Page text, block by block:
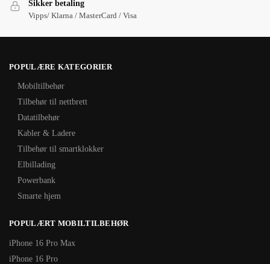
Sikker betaling
Vipps/ Klarna / MasterCard / Visa
POPULÆRE KATEGORIER
Mobiltilbehør
Tilbehør til nettbrett
Datatilbehør
Kabler & Ladere
Tilbehør til smartklokker
Elbillading
Powerbank
Smarte hjem
POPULÆRT MOBILTILBEHØR
iPhone 16 Pro Max
iPhone 16 Pro